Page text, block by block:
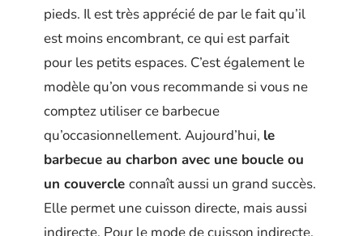
pieds. Il est très apprécié de par le fait qu’il
est moins encombrant, ce qui est parfait
pour les petits espaces. C’est également le
modèle qu’on vous recommande si vous ne
comptez utiliser ce barbecue
qu’occasionnellement. Aujourd’hui, le
barbecue au charbon avec une boucle ou
un couvercle connaît aussi un grand succès.
Elle permet une cuisson directe, mais aussi
indirecte. Pour le mode de cuisson indirecte,